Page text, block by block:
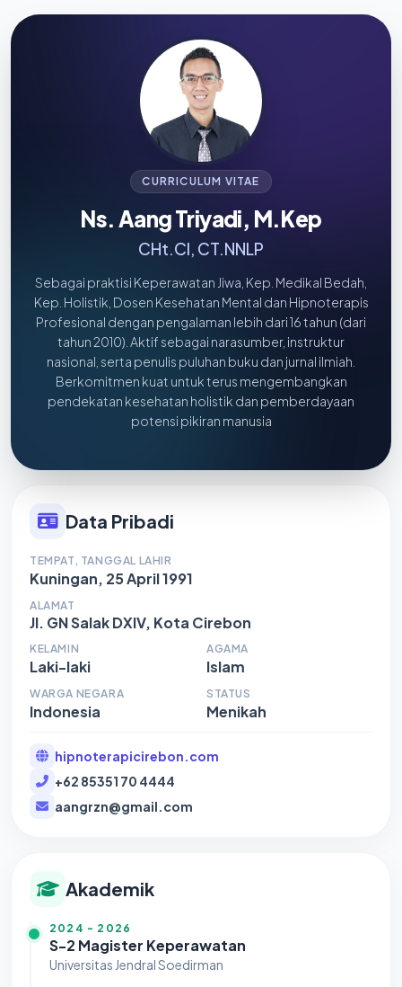
CURRICULUM VITAE
Ns. Aang Triyadi, M.Kep
CHt.CI, CT.NNLP
Sebagai praktisi Keperawatan Jiwa, Kep. Medikal Bedah,
Kep. Holistik, Dosen Kesehatan Mental dan Hipnoterapis
Profesional dengan pengalaman lebih dari 16 tahun (dari
tahun 2010). Aktif sebagai narasumber, instruktur
nasional, serta penulis puluhan buku dan jurnal ilmiah.
Berkomitmen kuat untuk terus mengembangkan
pendekatan kesehatan holistik dan pemberdayaan
potensi pikiran manusia
Data Pribadi
TEMPAT, TANGGAL LAHIR
Kuningan, 25 April 1991
ALAMAT
Jl. GN Salak DXIV, Kota Cirebon
KELAMIN
Laki-laki
AGAMA
Islam
WARGA NEGARA
Indonesia
STATUS
Menikah
hipnoterapicirebon.com
+62 85351 70 4444
aangrzn@gmail.com
Akademik
2024 - 2026
S-2 Magister Keperawatan
Universitas Jendral Soedirman